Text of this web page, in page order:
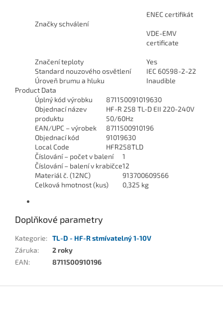
Značky schválení
ENEC certifikát
VDE-EMV
certificate
Značení teploty
Yes
Standard nouzového osvětlení
IEC 60598-2-22
Úroveň brumu a hluku
Inaudible
Product Data
Úplný kód výrobku
871150091019630
Objednací název
produktu
HF-R 258 TL-D EII 220-240V
50/60Hz
EAN/UPC – výrobek
8711500910196
Objednací kód
91019630
Local Code
HFR258TLD
Číslování – počet v balení
1
Číslování – balení v krabičce12
Materiál č. (12NC)
913700609566
Celková hmotnost (kus)
0,325 kg
Doplňkové parametry
Kategorie: TL-D - HF-R stmívatelný 1-10V
Záruka:
2 roky
EAN: 8711500910196